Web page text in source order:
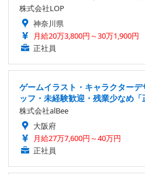
株式会社LOP
神奈川県
月給20万3,800円～30万1,900円
正社員
ゲームイラスト・キャラクター
ッフ・未経験歓迎・残業少なめ
株式会社alBee
大阪府
月給27万7,600円～40万円
正社員